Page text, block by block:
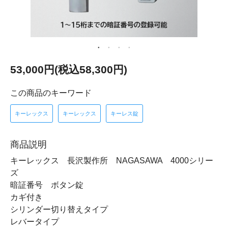
53,000円(税込58,300円)
この商品のキーワード
キーレックス キーレックス キーレス錠
商品説明
キーレックス 長沢製作所 NAGASAWA 4000シリー
ズ
暗証番号 ボタン錠
カギ付き
シリンダー切り替えタイプ
レバータイプ